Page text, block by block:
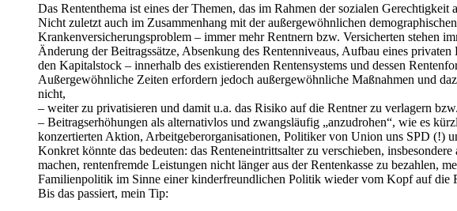
Das Rententhema ist eines der Themen, das im Rahmen der sozialen Gerechtigkeit
Nicht zuletzt auch im Zusammenhang mit der außergewöhnlichen
Krankenversicherungsproblem – immer mehr Rentnern bzw. Versicherten stehen
Änderung der Beitragssätze, Absenkung des Rentenniveaus, Aufbau eines
den Kapitalstock – innerhalb des existierenden Rentensystems und dessen
Außergewöhnliche Zeiten erfordern jedoch außergewöhnliche Maßnahmen und
nicht,
– weiter zu privatisieren und damit u.a. das Risiko auf die Rentner zu verlagern bzw.
– Beitragserhöhungen als alternativlos und zwangsläufig „anzudrohen“, wie es
konzertierten Aktion, Arbeitgeberorganisationen, Politiker von Union uns SPD (!)
Konkret könnte das bedeuten: das Renteneintrittsalter zu verschieben,
machen, rentenfremde Leistungen nicht länger aus der Rentenkasse zu
Familienpolitik im Sinne einer kinderfreundlichen Politik wieder vom Kopf auf die
Bis das passiert, mein Tip: